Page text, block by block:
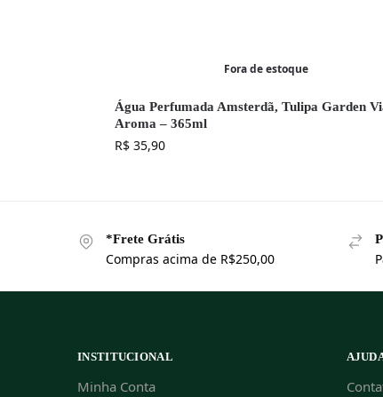
Fora de estoque
Água Perfumada Amsterdã, Tulipa Garden
Aroma – 365ml
R$35,90
*Frete Grátis
Compras acima de R$250,00
INSTITUCIONAL
Minha Conta